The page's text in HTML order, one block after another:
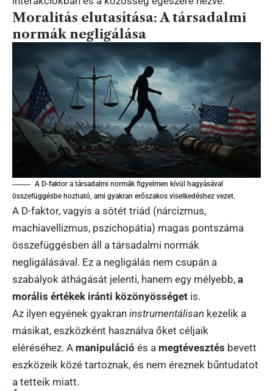
Moralitás elutasítása: A társadalmi
normák negligálása
A D-faktor a társadalmi normák figyelmen kívül hagyásával
összefüggésbe hozható, ami gyakran erőszakos viselkedéshez vezet.
A D-faktor, vagyis a sötét triád (nárcizmus,
machiavellizmus, pszichopátia) magas pontszáma
összefüggésben áll a társadalmi normák
negligálásával. Ez a negligálás nem csupán a
szabályok áthágását jelenti, hanem egy mélyebb, a
morális értékek iránti közönyösséget is.
Az ilyen egyének gyakran instrumentálisan kezelik a
másikat, eszközként használva őket céljaik
eléréséhez. A manipuláció és a megtévesztés bevett
eszközeik közé tartoznak, és nem éreznek bűntudatot
a tetteik miatt.